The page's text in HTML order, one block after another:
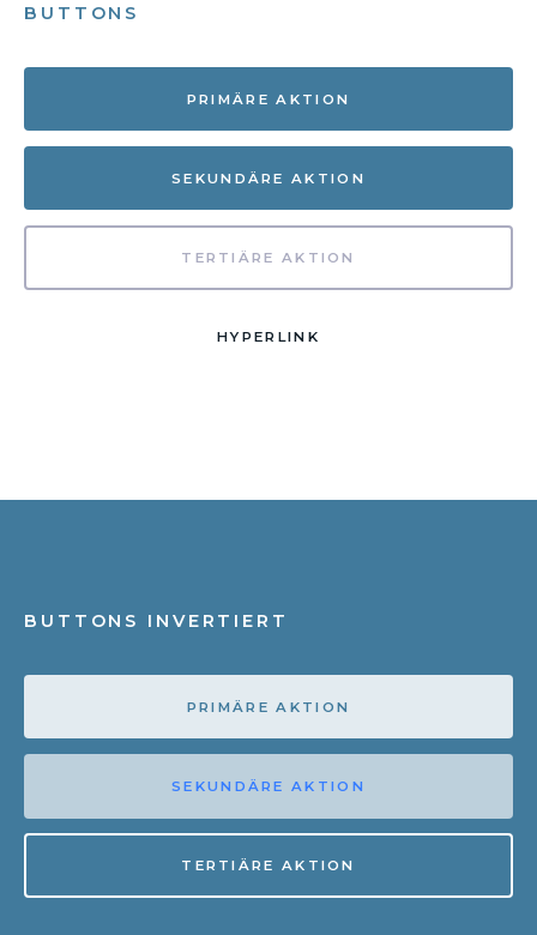
BUTTONS
PRIMÄRE AKTION
SEKUNDÄRE AKTION
TERTIÄRE AKTION
HYPERLINK
BUTTONS INVERTIERT
PRIMÄRE AKTION
SEKUNDÄRE AKTION
TERTIÄRE AKTION